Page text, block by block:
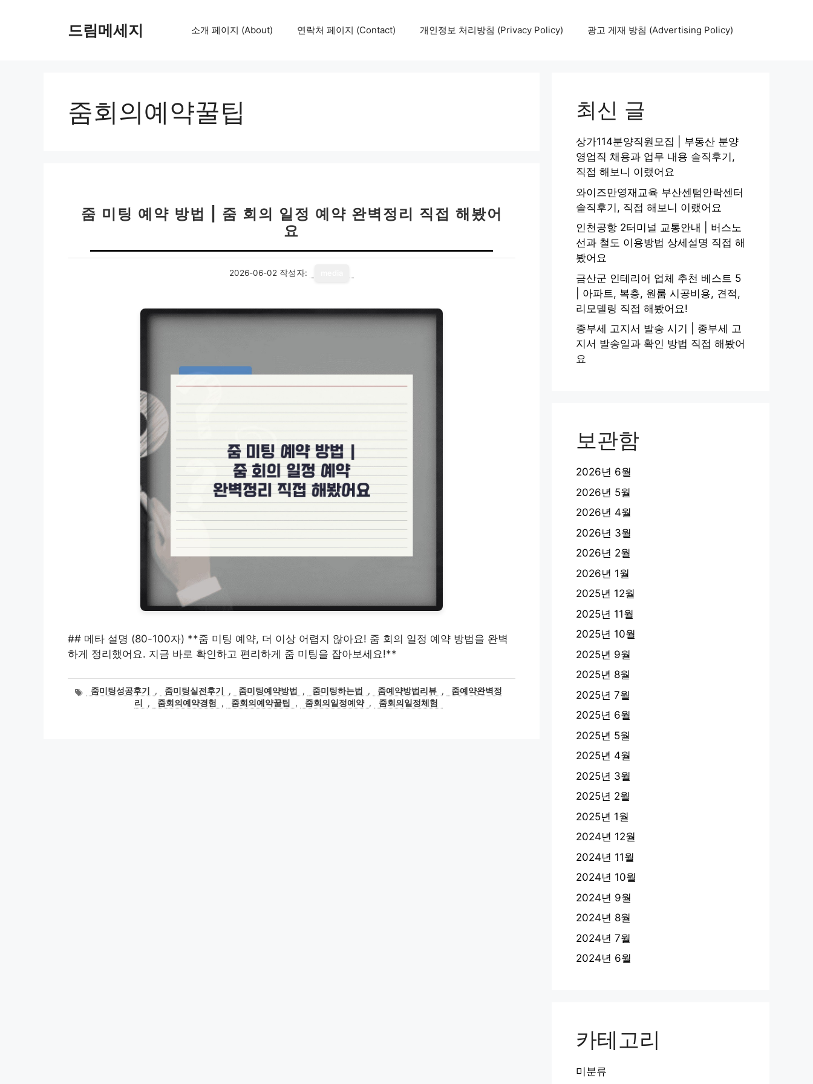
드림메세지 소개 페이지 (About) 연락처 페이지 (Contact) 개인정보 처리방침 (Privacy Policy) 광고 게재 방침 (Advertising Policy)
줌회의예약꿀팁
줌 미팅 예약 방법 | 줌 회의 일정 예약 완벽정리 직접 해봤어
요
2026-06-02 작성자:
## 메타 설명 (80-100자) **줌 미팅 예약, 더 이상 어렵지 않아요! 줌 회의 일정 예약 방법을 완벽
하게 정리했어요. 지금 바로 확인하고 편리하게 줌 미팅을 잡아보세요!**
태줌미팅성공후기 , 줌미팅실전후기 , 줌미팅예약방법 , 줌미팅하는법 , 줌예약방법리뷰 ,
줌예약완벽정
리
, 줌회의예약경험 , 줌회의예약꿀팁 , 줌회의일정예약 , 줌회의일정체험
최신 글
상가114분양직원모집 | 부동산 분양
영업직 채용과 업무 내용 솔직후기,
직접 해보니 이랬어요
와이즈만영재교육 부산센텀안락센터
솔직후기, 직접 해보니 이랬어요
인천공항 2터미널 교통안내 | 버스노
선과 철도 이용방법 상세설명 직접 해
봤어요
금산군 인테리어 업체 추천 베스트 5
| 아파트, 복층, 원룸 시공비용, 견적,
리모델링 직접 해봤어요!
종부세 고지서 발송 시기 | 종부세 고
지서 발송일과 확인 방법 직접 해봤어
요
보관함
2026년 6월
2026년 5월
2026년 4월
2026년 3월
2026년 2월
2026년 1월
2025년 12월
2025년 11월
2025년 10월
2025년 9월
2025년 8월
2025년 7월
2025년 6월
2025년 5월
2025년 4월
2025년 3월
2025년 2월
2025년 1월
2024년 12월
2024년 11월
2024년 10월
2024년 9월
2024년 8월
2024년 7월
2024년 6월
카테고리
미분류